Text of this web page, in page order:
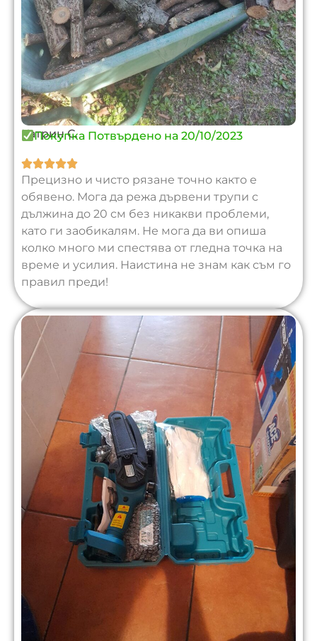
Катрин С.
Покупка Потвърдено на 20/10/2023

Прецизно и чисто рязане точно както е
обявено. Мога да режа дървени трупи с
дължина до 20 см без никакви проблеми,
като ги заобикалям. Не мога да ви опиша
колко много ми спестява от гледна точка на
време и усилия. Наистина не знам как съм го
правил преди!